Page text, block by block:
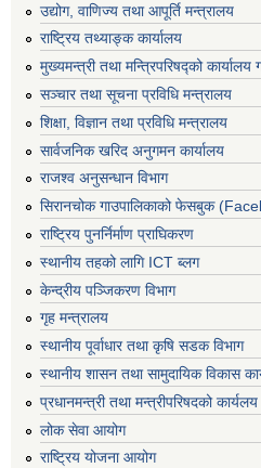
उद्योग, वाणिज्य तथा आपूर्ति मन्त्रालय
राष्ट्रिय तथ्याङ्क कार्यालय
मुख्यमन्त्री तथा मन्त्रिपरिषद्को
सञ्‍चार तथा सूचना प्रविधि मन्त्रालय
शिक्षा, विज्ञान तथा प्रविधि मन्त्रालय
सार्वजनिक खरिद अनुगमन कार्यालय
राजश्व अनुसन्धान विभाग
सिरानचोक गाउपालिकाको फेसबुक
राष्ट्रिय पुनर्निर्माण प्राघिकरण
स्थानीय तहको लागि ICT ब्लग
केन्द्रीय पञ्जिकरण विभाग
गृह मन्त्रालय
स्थानीय पूर्वाधार तथा कृषि सडक विभाग
स्थानीय शासन तथा सामुदायिक विकास
प्रधानमन्त्री तथा मन्त्रीपरिषदको कार्यलय
लोक सेवा आयोग
राष्ट्रिय योजना आयोग